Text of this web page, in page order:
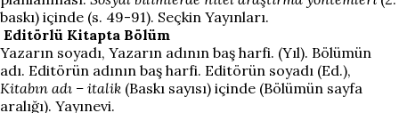
baskı) içinde (s. 49-91). Seçkin Yayınları.
Editörlü Kitapta Bölüm
Yazarın soyadı, Yazarın adının baş harfi. (Yıl). Bölümün
adı. Editörün adının baş harfi. Editörün soyadı (Ed.),
Kitabın adı – italik (Baskı sayısı) içinde (Bölümün sayfa
aralığı). Yayınevi.